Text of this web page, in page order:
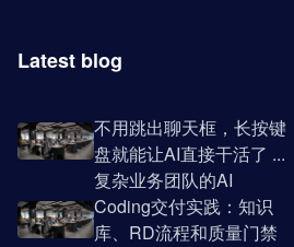
Latest blog
不用跳出聊天框，长按键
盘就能让AI直接干活了 ...
复杂业务团队的AI
Coding交付实践：知识
库、RD流程和质量门禁